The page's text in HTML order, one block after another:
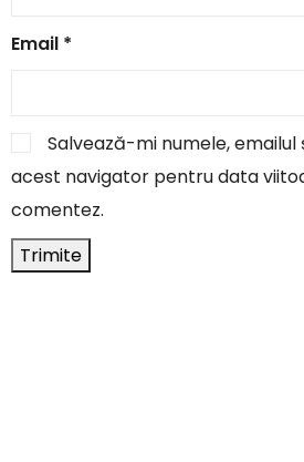
Email *
Salvează-mi numele, emailul
acest navigator pentru data
comentez.